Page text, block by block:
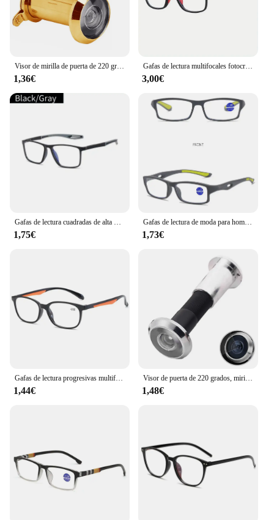
Visor de mirilla de puerta de 220 grados, lente de cristal con agujero de vista, gran angular, campana de puerta, Monitor al aire libre
1,36€
Gafas de lectura multifocales fotocromáticas TR90 antiluz azul, nuevas gafas progresivas de cerca de lejos, gafas deportivas para hombres y mujeres
3,00€
Gafas de lectura cuadradas de alta definición con bloqueo de luz azul deportiva TR90 de silicona ultraligeras Unisex gafas graduadas
1,75€
Gafas de lectura de moda para hombre y mujer, lentes deportivas antideslizantes, antiluz azul, alta definición, Para Ordenador + 1,0 + 2,0 + 3,0 + 4,0
1,73€
Gafas de lectura progresivas multifocales para hombres y mujeres, montura TR90, gafas deportivas antiluz azul, presbicia Bifocal ultraligera
1,44€
Visor de puerta de 220 grados, mirilla de gran angular, agujero de visión, lente de vidrio, carcasa de plástico, fácil instalación, seguridad en tono plateado
1,48€